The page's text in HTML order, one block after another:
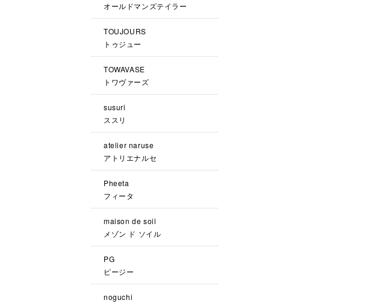
オールドマンズテイラー
TOUJOURS
トゥジュー
TOWAVASE
トワヴァーズ
susuri
ススリ
atelier naruse
アトリエナルセ
Pheeta
フィータ
maison de soil
メゾン ド ソイル
PG
ピージー
noguchi